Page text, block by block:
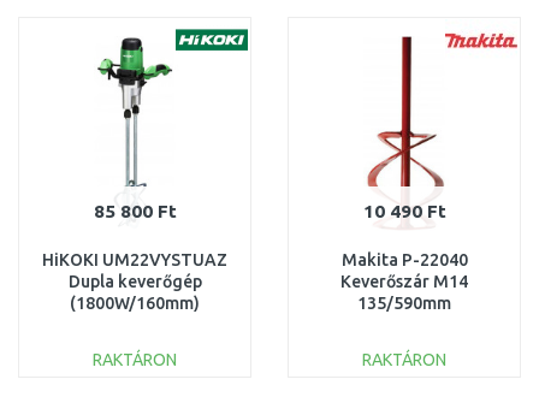
Összehasonlítás Összehasonlítás
85 800 Ft
HiKOKI UM22VYSTUAZ
Dupla keverőgép
(1800W/160mm)
RAKTÁRON
10 490 Ft
Makita P-22040
Keverőszár M14
135/590mm
RAKTÁRON